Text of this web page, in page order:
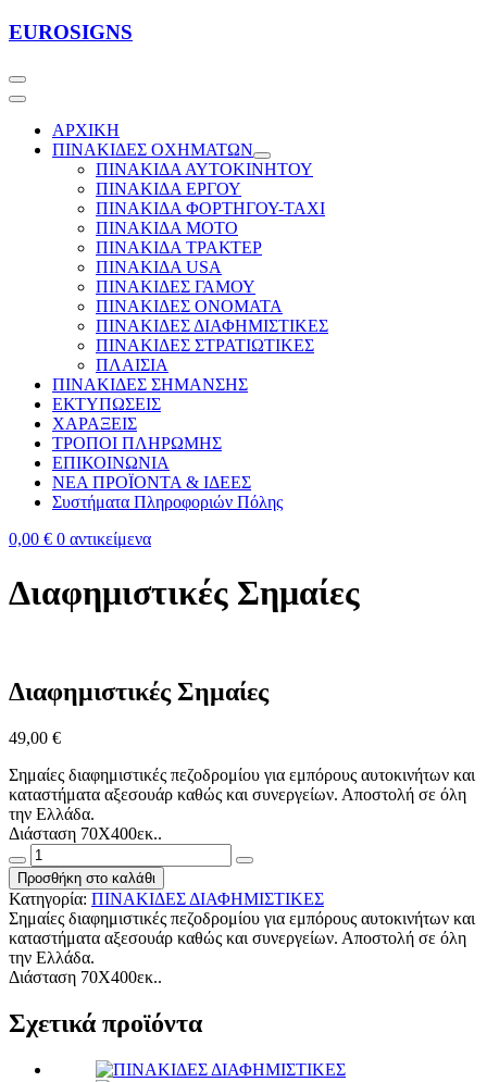
Μετάβαση
EUROSIGNS
ΑΡΧΙΚΗ
ΠΙΝΑΚΙΔΕΣ OXHMΑΤΩΝ
ΠΙΝΑΚΙΔΑ ΑΥΤΟΚΙΝΗΤΟΥ
ΠΙΝΑΚΙΔΑ ΕΡΓΟΥ
ΠΙΝΑΚΙΔΑ ΦΟΡΤΗΓΟΥ-ΤΑΧΙ
ΠΙΝΑΚΙΔΑ ΜΟΤΟ
ΠΙΝΑΚΙΔΑ ΤΡΑΚΤΕΡ
ΠΙΝΑΚΙΔΑ USA
ΠΙΝΑΚΙΔΕΣ ΓΑΜΟΥ
ΠΙΝΑΚΙΔΕΣ ΟΝΟΜΑΤΑ
ΠΙΝΑΚΙΔΕΣ ΔΙΑΦΗΜΙΣΤΙΚΕΣ
ΠΙΝΑΚΙΔΕΣ ΣΤΡΑΤΙΩΤΙΚΕΣ
ΠΛΑΙΣΙΑ
ΠΙΝΑΚΙΔΕΣ ΣΗΜΑΝΣΗΣ
ΕΚΤΥΠΩΣΕΙΣ
ΧΑΡΑΞΕΙΣ
ΤΡΟΠΟΙ ΠΛΗΡΩΜΗΣ
ΕΠΙΚΟΙΝΩΝΙΑ
ΝΕΑ ΠΡΟΪΟΝΤΑ & ΙΔΕΕΣ
Συστήματα Πληροφοριών Πόλης
0,00 € 0 αντικείμενα
Διαφημιστικές Σημαίες
Διαφημιστικές Σημαίες
49,00 €
Σημαίες διαφημιστικές πεζοδρομίου για εμπόρους αυτοκινήτων και
καταστήματα αξεσουάρ καθώς και συνεργείων. Αποστολή σε όλη
την Ελλάδα.
Διάσταση 70Χ400εκ..
Διαφημιστικές
Σημαίες
ποσότητα
Προσθήκη στο καλάθι
Κατηγορία: ΠΙΝΑΚΙΔΕΣ ΔΙΑΦΗΜΙΣΤΙΚΕΣ
Σημαίες διαφημιστικές πεζοδρομίου για εμπόρους αυτοκινήτων και
καταστήματα αξεσουάρ καθώς και συνεργείων. Αποστολή σε όλη
την Ελλάδα.
Διάσταση 70Χ400εκ..
Σχετικά προϊόντα